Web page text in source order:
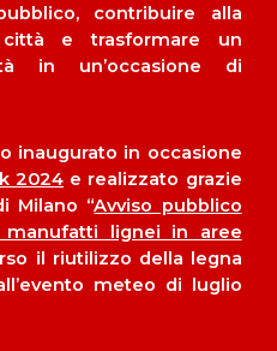
contribuire alla
e trasformare un
in un’occasione di
inaugurato in occasione
2024 e realizzato grazie
Milano “Avviso pubblico
lignei in aree
il riutilizzo della legna
meteo di luglio